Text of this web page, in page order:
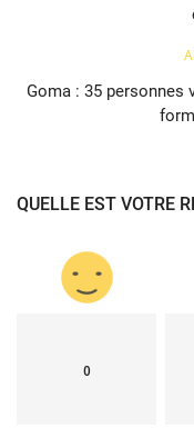
Goma : 35 personnes
QUELLE EST VOTRE
0